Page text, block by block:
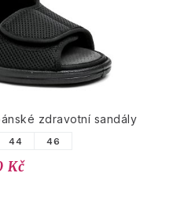
zdravotní sandály
44 46
Kč